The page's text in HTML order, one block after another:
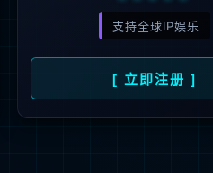
抱歉，页面无法访问...
可能原因：网址有错误 >请检查地址是
网址已失效 >可能页面已删除，活动已